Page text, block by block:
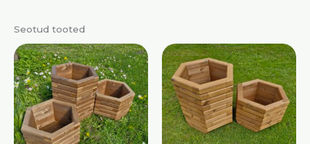
Seotud tooted